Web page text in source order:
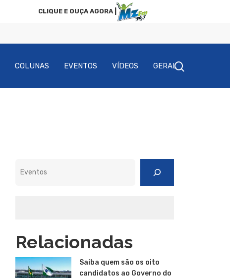
CLIQUE E OUÇA AGORA |
COLUNAS EVENTOS VÍDEOS GERAL
Relacionadas
Saiba quem são os oito
candidatos ao Governo do